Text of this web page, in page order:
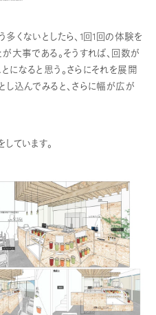
多くないとしたら、1回1回の体験を
大事である。そうすれば、回数が
になると思う。さらにそれを展開
し込んでみると、さらに幅が広が
ています。